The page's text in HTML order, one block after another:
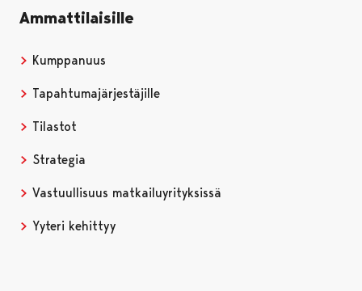
Ammattilaisille
Kumppanuus
Tapahtumajärjestäjille
Tilastot
Strategia
Vastuullisuus matkailuyrityksissä
Yyteri kehittyy